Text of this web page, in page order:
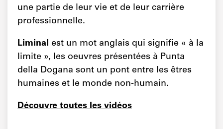
une partie de leur vie et de leur carrière
professionnelle.
Liminal est un mot anglais qui signifie « à la
limite », les oeuvres présentées à Punta
della Dogana sont un pont entre les êtres
humaines et le monde non-humain.
Découvre toutes les vidéos